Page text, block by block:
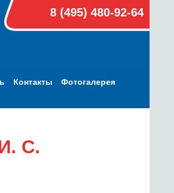
8 (495) 480-92-64
Контакты
Фотогалерея
С.